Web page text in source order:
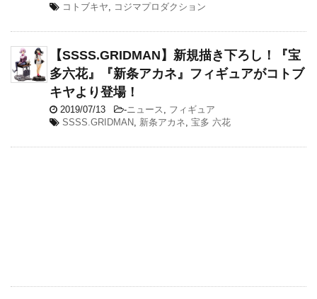
コトブキヤ, コジマプロダクション
【SSSS.GRIDMAN】新規描き下ろし！『宝
多六花』『新条アカネ』フィギュアがコトブ
キヤより登場！
2019/07/13 -ニュース , フィギュア
SSSS.GRIDMAN, 新条アカネ, 宝多 六花